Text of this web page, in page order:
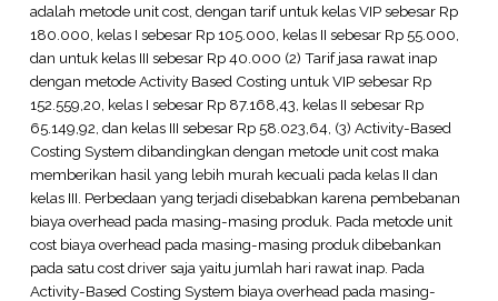
adalah metode unit cost, dengan tarif untuk kelas VIP sebesar Rp
180.000, kelas I sebesar Rp 105.000, kelas II sebesar Rp 55.000,
dan untuk kelas III sebesar Rp 40.000 (2) Tarif jasa rawat inap
dengan metode Activity Based Costing untuk VIP sebesar Rp
152.559,20, kelas I sebesar Rp 87.168,43, kelas II sebesar Rp
65.149,92, dan kelas III sebesar Rp 58.023,64, (3) Activity-Based
Costing System dibandingkan dengan metode unit cost maka
memberikan hasil yang lebih murah kecuali pada kelas II dan
kelas III. Perbedaan yang terjadi disebabkan karena pembebanan
biaya overhead pada masing-masing produk. Pada metode unit
cost biaya overhead pada masing-masing produk dibebankan
pada satu cost driver saja yaitu jumlah hari rawat inap. Pada
Activity-Based Costing System biaya overhead pada masing-